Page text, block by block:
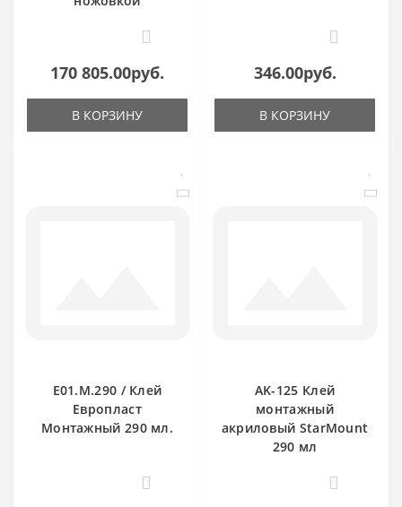
1
170 805.00руб.
В КОРЗИНУ
0
346.00руб.
В КОРЗИНУ
E01.M.290 / Клей
Европласт
Монтажный 290 мл.
0
AK-125 Клей
монтажный
акриловый StarMount
290 мл
0